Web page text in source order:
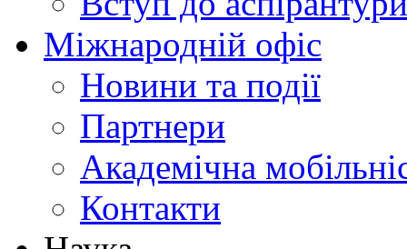
Міжнародній офіс
Новини та події
Партнери
Академічна
Контакти